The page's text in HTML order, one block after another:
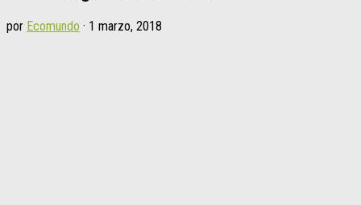
por Ecomundo · 1 marzo, 2018